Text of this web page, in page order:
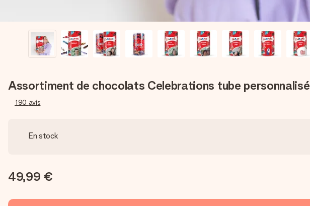
Assortiment de chocolats Celebrations tube personnalisé
190 avis
En stock
49,99 €